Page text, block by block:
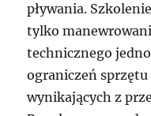
pływania.
tylko
technicznego
ograniczeń sprzętu
wynikających z